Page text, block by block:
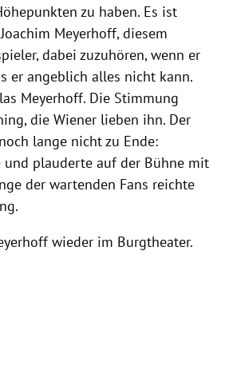
zu haben. Es ist
Meyerhoff, diesem
dabei zuzuhören, wenn er
er angeblich alles nicht kann.
Meyerhoff. Die Stimmung
die Wiener lieben ihn. Der
lange nicht zu Ende:
plauderte auf der Bühne mit
der wartenden Fans reichte
wieder im Burgtheater.